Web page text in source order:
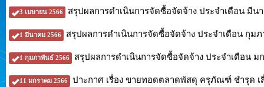
3 เมษายน 2566 สรุปผลการดำเนินการจัดซื้อจัดจ้าง ประจำเดือน มีน
1 มีนาคม 2566 สรุปผลการดำเนินการจัดซื้อจัดจ้าง ประจำเดือน กุม
1 กุมภาพันธ์ 2566 สรุปผลการดำเนินการจัดซื้อจัดจ้าง ประจำเดือน ม
11 มกราคม 2566
ปาะกาศ เรื่อง ขายทอดตลาดพัสดุ ครุภัณฑ์ ชำรุด